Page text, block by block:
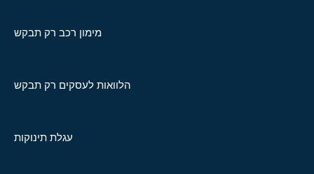
מימון רכב רק תבקש
הלוואות לעסקים רק תבקש
עגלת תינוקות